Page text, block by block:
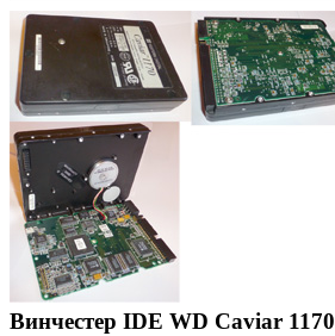
Винчестер IDE WD Caviar 1170